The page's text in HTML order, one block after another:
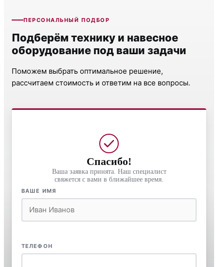
ПЕРСОНАЛЬНЫЙ ПОДБОР
Подберём технику и навесное
оборудование под ваши задачи
Поможем выбрать оптимальное решение,
рассчитаем стоимость и ответим на все вопросы.
Спасибо!
Ваша заявка принята. Наш специалист
свяжется с вами в ближайшее время.
ВАШЕ ИМЯ
ТЕЛЕФОН